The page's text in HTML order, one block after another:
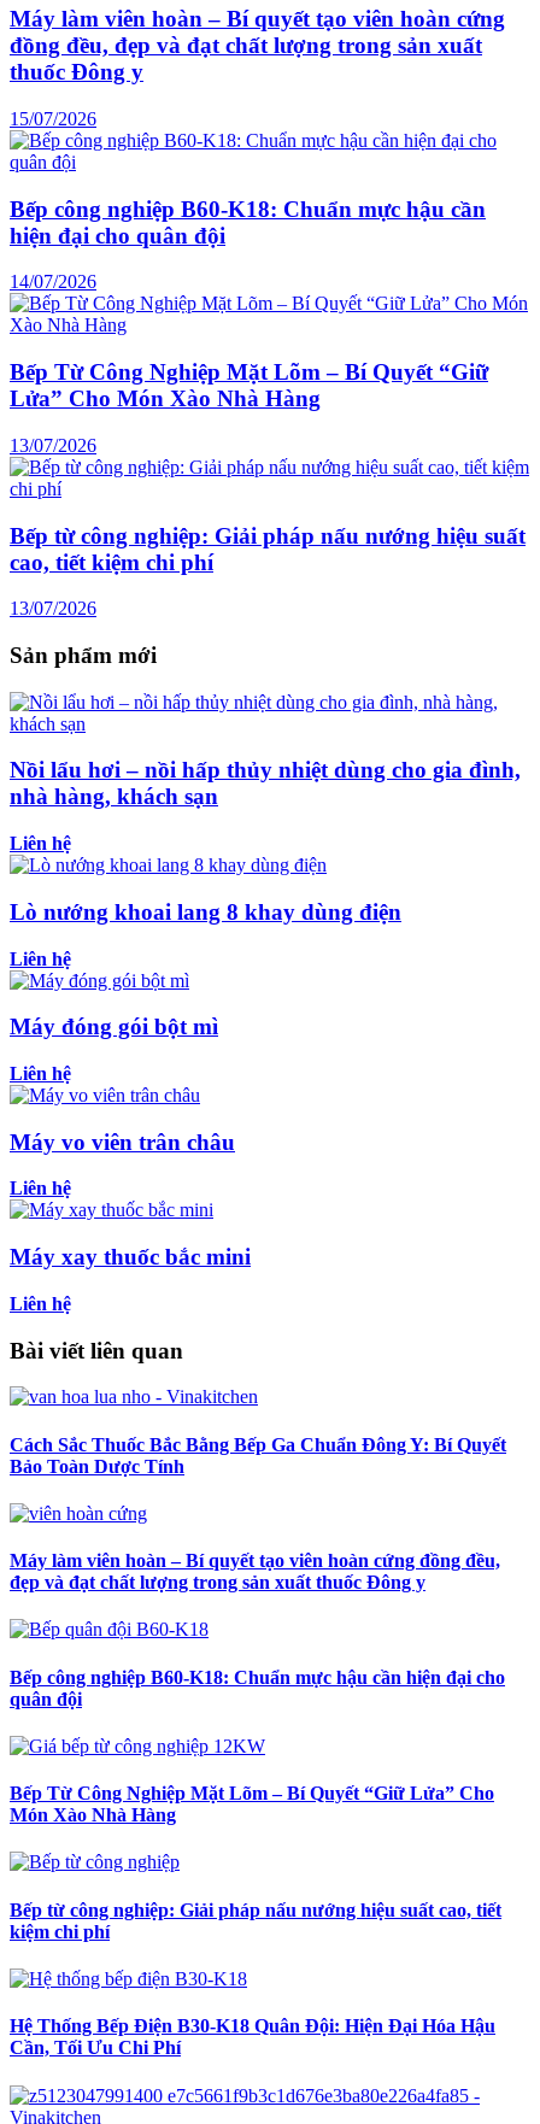
Máy làm viên hoàn – Bí quyết tạo viên hoàn cứng
đồng đều, đẹp và đạt chất lượng trong sản xuất
thuốc Đông y
15/07/2026
Bếp công nghiệp B60-K18: Chuẩn mực hậu cần
hiện đại cho quân đội
14/07/2026
Bếp Từ Công Nghiệp Mặt Lõm – Bí Quyết “Giữ
Lửa” Cho Món Xào Nhà Hàng
13/07/2026
Bếp từ công nghiệp: Giải pháp nấu nướng hiệu suất
cao, tiết kiệm chi phí
13/07/2026
Sản phẩm mới
Nồi lẩu hơi – nồi hấp thủy nhiệt dùng cho gia đình,
nhà hàng, khách sạn
Liên hệ
Lò nướng khoai lang 8 khay dùng điện
Liên hệ
Máy đóng gói bột mì
Liên hệ
Máy vo viên trân châu
Liên hệ
Máy xay thuốc bắc mini
Liên hệ
Bài viết liên quan
Cách Sắc Thuốc Bắc Bằng Bếp Ga Chuẩn Đông Y: Bí Quyết
Bảo Toàn Dược Tính
Máy làm viên hoàn – Bí quyết tạo viên hoàn cứng đồng đều,
đẹp và đạt chất lượng trong sản xuất thuốc Đông y
Bếp công nghiệp B60-K18: Chuẩn mực hậu cần hiện đại cho
quân đội
Bếp Từ Công Nghiệp Mặt Lõm – Bí Quyết “Giữ Lửa” Cho
Món Xào Nhà Hàng
Bếp từ công nghiệp: Giải pháp nấu nướng hiệu suất cao, tiết
kiệm chi phí
Hệ Thống Bếp Điện B30-K18 Quân Đội: Hiện Đại Hóa Hậu
Cần, Tối Ưu Chi Phí